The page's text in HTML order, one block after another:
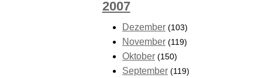
2007
Dezember (103)
November (119)
Oktober (150)
September (119)